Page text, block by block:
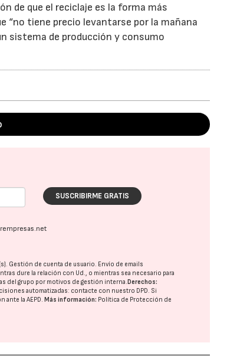
de que el reciclaje es la forma más
“no tiene precio levantarse por la mañana
sistema de producción y consumo
SUSCRIBIRME GRATIS
Gestión de cuenta de usuario. Envío de emails
dure la relación con Ud., o mientras sea necesario para
del grupo por motivos de gestión interna. Derechos:
automatizadas: contacte con nuestro DPD. Si
ante laAEPD. Más información: Política de Protección de